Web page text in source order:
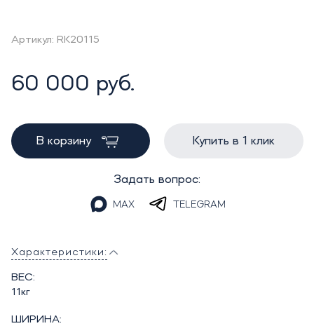
Артикул: RK20115
60 000 руб.
В корзину Купить в 1 клик
Задать вопрос:
MAX TELEGRAM
Характеристики:
ВЕС:
11кг
ШИРИНА: